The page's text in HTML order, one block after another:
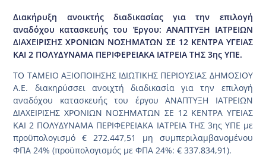
Διακήρυξη ανοικτής διαδικασίας για την επιλογή
αναδόχου κατασκευής του Έργου: ΑΝΑΠΤΥΞΗ ΙΑΤΡΕΙΩΝ
ΔΙΑΧΕΙΡΙΣΗΣ ΧΡΟΝΙΩΝ ΝΟΣΗΜΑΤΩΝ ΣΕ 12 ΚΕΝΤΡΑ ΥΓΕΙΑΣ
ΚΑΙ 2 ΠΟΛΥΔΥΝΑΜΑ ΠΕΡΙΦΕΡΕΙΑΚΑ ΙΑΤΡΕΙΑ ΤΗΣ 3ης ΥΠΕ.
ΤΟ ΤΑΜΕΙΟ ΑΞΙΟΠΟΙΗΣΗΣ ΙΔΙΩΤΙΚΗΣ ΠΕΡΙΟΥΣΙΑΣ ΔΗΜΟΣΙΟΥ
Α.Ε. διακηρύσσει ανοιχτή διαδικασία για την επιλογή
αναδόχου κατασκευής του έργου ΑΝΑΠΤΥΞΗ ΙΑΤΡΕΙΩΝ
ΔΙΑΧΕΙΡΙΣΗΣ ΧΡΟΝΙΩΝ ΝΟΣΗΜΑΤΩΝ ΣΕ 12 ΚΕΝΤΡΑ ΥΓΕΙΑΣ
ΚΑΙ 2 ΠΟΛΥΔΥΝΑΜΑ ΠΕΡΙΦΕΡΕΙΑΚΑ ΙΑΤΡΕΙΑ ΤΗΣ 3ης ΥΠΕ με
προϋπολογισμό € 272.447,51 μη συμπεριλαμβανομένου
ΦΠΑ 24% (προϋπολογισμός με ΦΠΑ 24%: € 337.834,91).